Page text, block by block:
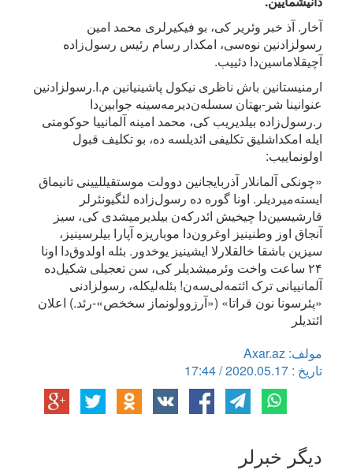
آخار. آذ خبر وئریر کی، بو فیکیرلری محمد امین
رسولزادنین نوه‌سی، امکدار رسام رئیس رسول‌زاده
آچیقلاماسین‌دا دئییب.
ارمنیستانین باش ناظری نیکول پاشینیانین م.ا.رسولزادنین
عنوانینا شر-بهتان سسله‌ن‌دیرمه‌سینه جوابین‌دا
ر.رسول‌زاده بیلدیریب کی، محمد امینه آلمانییا حوکومتی
ایله امکداشلیق تکلیفی ائدیلسه ده، بو تکلیف قبول
اولونماییب:
«چونکی آلمانلار آذربایجانین دوولت موستقیللیینی تانیماق
ایسته‌میردیلر. اونا گوره ده رسول‌زاده لئگیونئرلر
قارشیسین‌دا چیخیش ائدرکه‌ن بیلدیرمیشدی کی، سیز
آنجاق اوز وطنینیز اوغرون‌دا موباریزه آپارا بیلرسینیز،
سیزین باشقا خالقلارلا ایشینیز یوخدور. بئله اولدوق‌دا اونا
۲۴ ساعت واخت وئرمیشدیلر کی، سن تعجیلی شکیل‌ده
آلمانییانی ترک ائتمه‌لی‌سه‌ن! بئله‌لیکله، رسولزادنی
«پئرسونا نون قراتا» («آرزوولونماز سخخص»-رئد.) اعلان
ائتدیلر
مولف: Axar.az
تاریخ : 2020.05.17 / 17:44
دیگر خبرلر